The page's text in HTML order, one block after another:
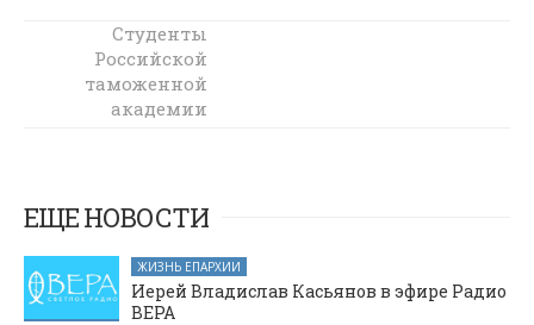
Учителя и
ученики
Терновской
школы посетили
Студенты
Российской
таможенной
академии
Параскева» в
станице
Манычской
ЕЩЕ НОВОСТИ
ЖИЗНЬ ЕПАРХИИ
Иерей Владислав Касьянов в эфире Радио
ВЕРА